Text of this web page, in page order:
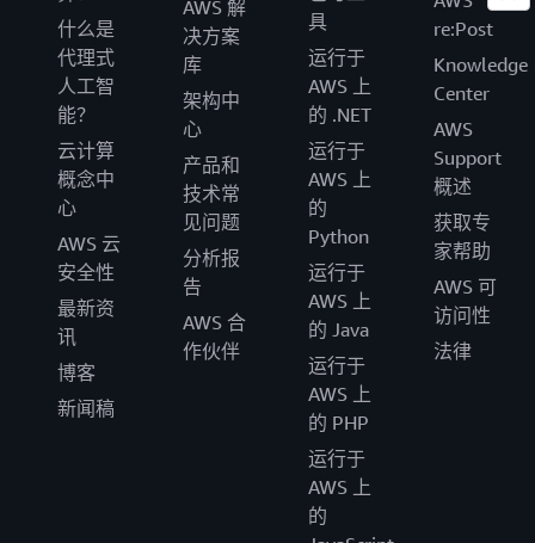
什么是
代理式
人工智
能？
云计算
概念中
心
AWS 云
安全性
最新资
讯
博客
新闻稿
AWS 解
决方案
库
架构中
心
产品和
技术常
见问题
分析报
告
AWS 合
作伙伴
具
运行于
AWS 上
的 .NET
运行于
AWS 上
的
Python
运行于
AWS 上
的 Java
运行于
AWS 上
的 PHP
运行于
AWS 上
的
re:Post
Knowledge
Center
AWS
Support
概述
获取专
家帮助
AWS 可
访问性
法律